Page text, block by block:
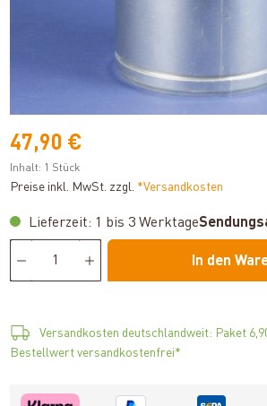
47,90 €
Inhalt: 1 Stück
Preise inkl. MwSt. zzgl. *Versandkosten
Lieferzeit: 1 bis 3 Werktage
In den
Versandkosten deutschlandweit: Paket
Bestellwert versandkostenfrei*